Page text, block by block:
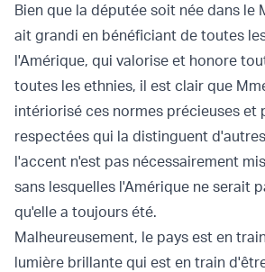
Bien que la députée soit née dans le
ait grandi en bénéficiant de toutes
l'Amérique, qui valorise et honore
toutes les ethnies, il est clair que
intériorisé ces normes précieuses et
respectées qui la distinguent
l'accent n'est pas nécessairement
sans lesquelles l'Amérique ne serait
qu'elle a toujours été.
Malheureusement, le pays est en
lumière brillante qui est en train